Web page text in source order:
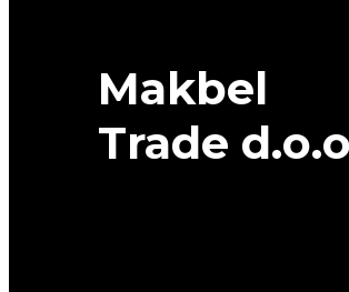
Makbel
Trade d.o.o